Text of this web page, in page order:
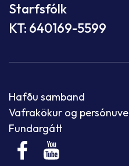
Starfsfólk
KT: 640169-5599
Hafðu samband
Vafrakökur og
Fundargátt